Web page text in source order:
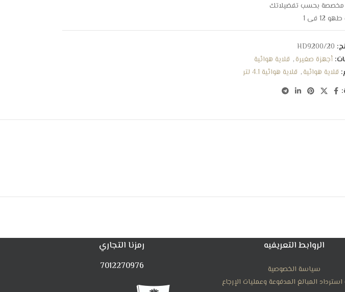
بحسب تفضيلاتك
في 1
والطاقة
في المنزل بسهولة تامة
للضبط بدرجة الحرارة والوقت
والتنظيف
HD9200/20
أجهزة صغيرة, قلاية هوائية
قلاية هوائية, قلاية هوائية 4.1 لتر
الروابط التعريفيه
سياسة الخصوصية
المبالغ المدفوعة وعمليات الإرجاع
رمزنا التجاري
7012270976